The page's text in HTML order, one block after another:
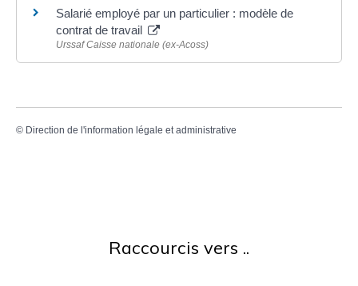
Salarié employé par un particulier : modèle de
contrat de travail
Urssaf Caisse nationale (ex-Acoss)
© Direction de l'information légale et administrative
Raccourcis vers ..